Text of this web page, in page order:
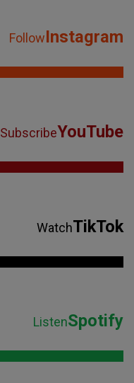
FollowInstagram
SubscribeYouTube
WatchTikTok
ListenSpotify